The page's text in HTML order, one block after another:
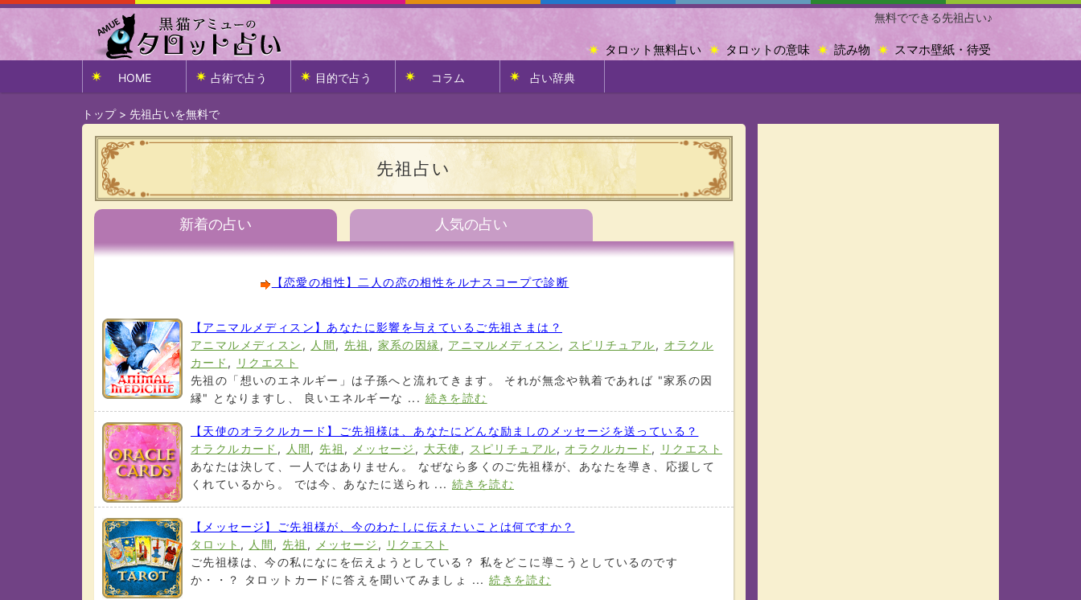
無料でできる先祖占い♪
スマホ壁紙・待受
読み物
タロットの意味
タロット無料占い
HOME 占術で占う 目的で占う コラム 占い辞典
トップ> 先祖占いを無料で
先祖占い
新着の占い 人気の占い
【恋愛の相性】二人の恋の相性をルナスコープで診断
【アニマルメディスン】あなたに影響を与えているご先祖さまは？
アニマルメディスン , 人間,先祖 , 家系の因縁 , アニマルメディスン, スピリチュアル, オラクル
カード ,
リクエスト
先祖の「想いのエネルギー」は子孫へと流れてきます。 それが無念や執着であれば "家系の因
縁" となりますし、 良いエネルギーな ... 続きを読む
【天使のオラクルカード】ご先祖様は、あなたにどんな励ましのメッセージを送っている？
オラクルカード , 人間,先祖 , メッセージ , 大天使 , スピリチュアル, オラクルカード ,
リクエスト
あなたは決して、一人ではありません。 なぜなら多くのご先祖様が、あなたを導き、応援して
くれているから。 では今、あなたに送られ ... 続きを読む
【メッセージ】ご先祖様が、今のわたしに伝えたいことは何ですか？
タロット , 人間,先祖 , メッセージ , リクエスト
ご先祖様は、今の私になにを伝えようとしている？ 私をどこに導こうとしているのです
か・・？ タロットカードに答えを聞いてみましょ ...続きを読む